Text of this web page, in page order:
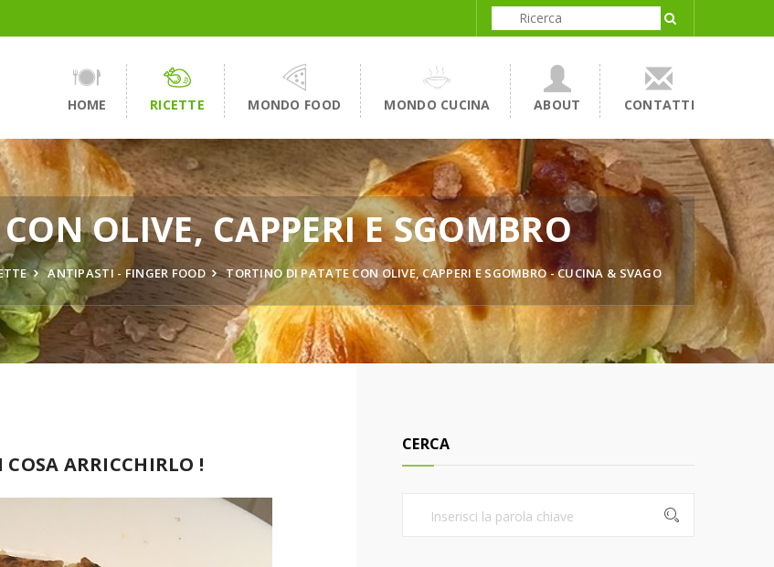
HOME RICETTE MONDO FOOD MONDO CUCINA ABOUT CONTATTI
OLIVE, CAPPERI E SGOMBRO
ANTIPASTI - FINGER FOOD TORTINO DI PATATE CON OLIVE, CAPPERI E SGOMBRO - CUCINA & SVAGO
ARRICCHIRLO !
CERCA